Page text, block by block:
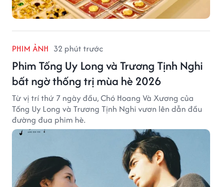
PHIM ẢNH 32 phút trước
Phim Tống Uy Long và Trương Tịnh Nghi
bất ngờ thống trị mùa hè 2026
Từ vị trí thứ 7 ngày đầu, Chó Hoang Và Xương của
Tống Uy Long và Trương Tịnh Nghi vươn lên dẫn đầu
đường đua phim hè.